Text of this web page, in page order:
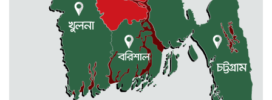
কুড়িগ্রামে বন্যাদুর্গতদের জন্য বরাদ্দকৃত
৩০ মেট্রিক টন চাল,একমুঠোও জোটেনি
ক্ষতিগ্রস্ত মানুষের ভাগ্যে
জুলাই ব্যবসা ও হাদি ব্যবসা চালু রাখতে
হবে: মাহমুদা মিতু